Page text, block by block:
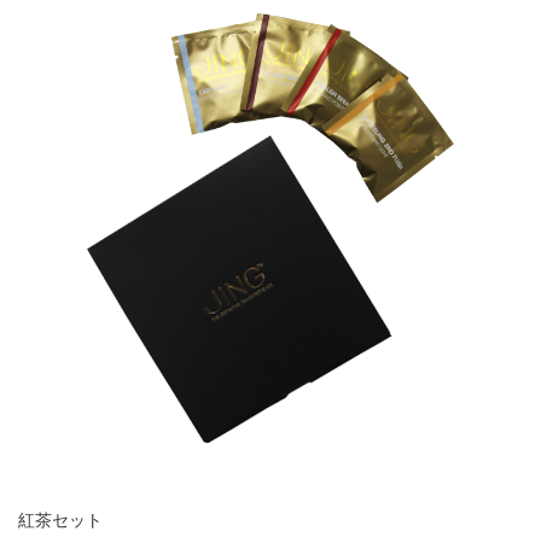
紅茶セット